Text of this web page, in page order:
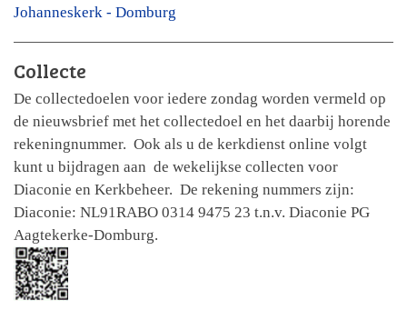
Johanneskerk - Domburg
Collecte
De collectedoelen voor iedere zondag worden vermeld op
de nieuwsbrief met het collectedoel en het daarbij horende
rekeningnummer. Ook als u de kerkdienst online volgt
kunt u bijdragen aan de wekelijkse collecten voor
Diaconie en Kerkbeheer. De rekening nummers zijn:
Diaconie: NL91RABO 0314 9475 23 t.n.v. Diaconie PG
Aagtekerke-Domburg.